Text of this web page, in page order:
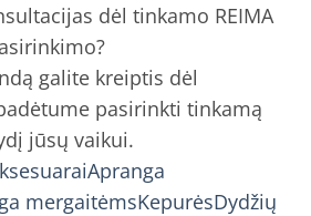
dėl tinkamo REIMA
galite kreiptis dėl
pasirinkti tinkamą
jūsų vaikui.
Apranga
mergaitėmsKepurėsDydžių